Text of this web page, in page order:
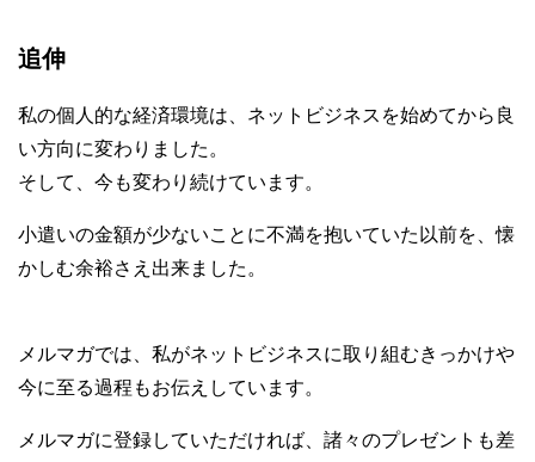
追伸
私の個人的な経済環境は、ネットビジネスを始めてから良
い方向に変わりました。
そして、今も変わり続けています。
小遣いの金額が少ないことに不満を抱いていた以前を、懐
かしむ余裕さえ出来ました。
メルマガでは、私がネットビジネスに取り組むきっかけや
今に至る過程もお伝えしています。
メルマガに登録していただければ、諸々のプレゼントも差